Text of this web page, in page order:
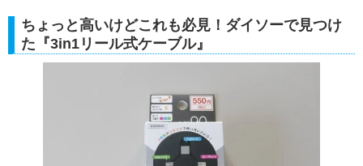
ちょっと高いけどこれも必見！ダイソーで見つけ
た『3in1リール式ケーブル』